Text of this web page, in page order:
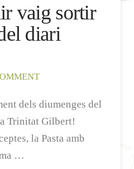
vaig sortir
diari
dels diumenges del
Trinitat Gilbert!
la Pasta amb
…